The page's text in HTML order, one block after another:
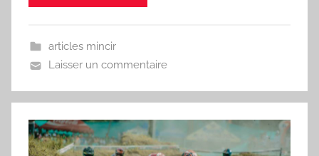
articles mincir
Laisser un commentaire